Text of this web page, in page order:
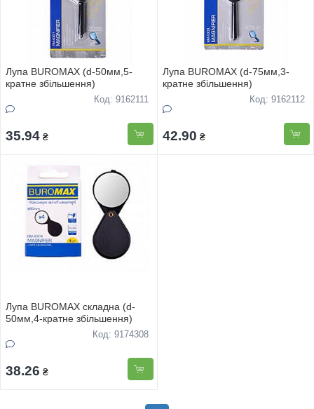
Лупа BUROMAX (d-50мм,5-
кратне збільшення)
Код: 9162111
35.94 ₴
Лупа BUROMAX (d-75мм,3-
кратне збільшення)
Код: 9162112
42.90 ₴
Лупа BUROMAX складна (d-
50мм,4-кратне збільшення)
Код: 9174308
38.26 ₴